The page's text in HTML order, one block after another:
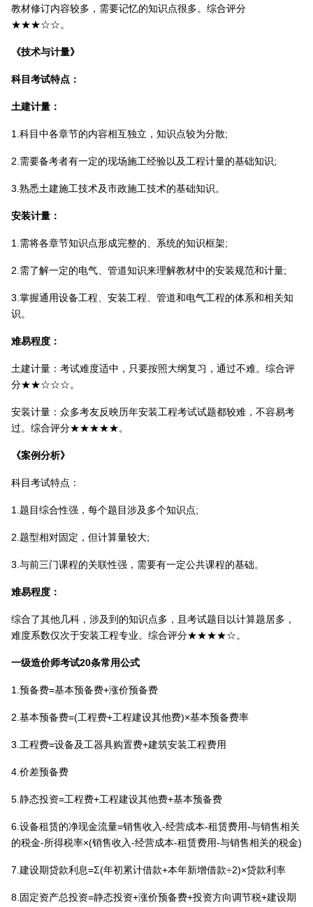
教材修订内容较多，需要记忆的知识点很多。综合评分
★★★☆☆。
《技术与计量》
科目考试特点：
土建计量：
1.科目中各章节的内容相互独立，知识点较为分散;
2.需要备考者有一定的现场施工经验以及工程计量的基础知识;
3.熟悉土建施工技术及市政施工技术的基础知识。
安装计量：
1.需将各章节知识点形成完整的、系统的知识框架;
2.需了解一定的电气、管道知识来理解教材中的安装规范和计量;
3.掌握通用设备工程、安装工程、管道和电气工程的体系和相关知
识。
难易程度：
土建计量：考试难度适中，只要按照大纲复习，通过不难。综合评
分★★☆☆☆。
安装计量：众多考友反映历年安装工程考试试题都较难，不容易考
过。综合评分★★★★★。
《案例分析》
科目考试特点：
1.题目综合性强，每个题目涉及多个知识点;
2.题型相对固定，但计算量较大;
3.与前三门课程的关联性强，需要有一定公共课程的基础。
难易程度：
综合了其他几科，涉及到的知识点多，且考试题目以计算题居多，
难度系数仅次于安装工程专业。综合评分★★★★☆。
一级造价师考试20条常用公式
1.预备费=基本预备费+涨价预备费
2.基本预备费=(工程费+工程建设其他费)×基本预备费率
3.工程费=设备及工器具购置费+建筑安装工程费用
4.价差预备费
5.静态投资=工程费+工程建设其他费+基本预备费
6.设备租赁的净现金流量=销售收入-经营成本-租赁费用-与销售相关
的税金-所得税率×(销售收入-经营成本-租赁费用-与销售相关的税金)
7.建设期贷款利息=Σ(年初累计借款+本年新增借款÷2)×贷款利率
8.固定资产总投资=静态投资+涨价预备费+投资方向调节税+建设期